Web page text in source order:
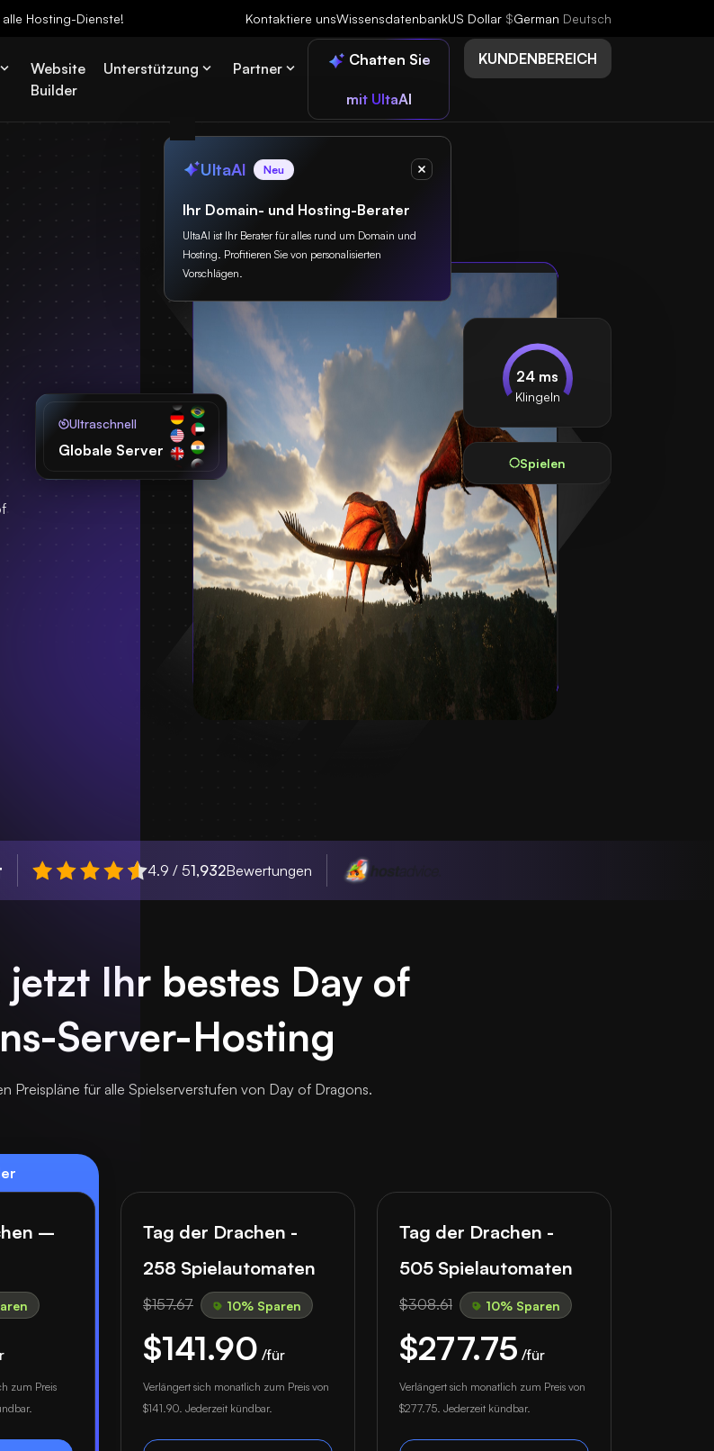
Hosting-Dienste! Kontaktiere unsWissensdatenbankUS Dollar $German Deutsch
Website
Builder
Unterstützung Partner Chatten Sie
mit UltaAI
UltaAI Neu
Ihr Domain- und Hosting-Berater
UltaAI ist Ihr Berater für alles rund um Domain und
Hosting. Profitieren Sie von personalisierten
Vorschlägen.
KUNDENBEREICH
Ultraschnell
Globale Server
24 ms
Klingeln
Spielen
4.9 / 51,932Bewertungen
jetzt Ihr bestes Day of
Server-Hosting
Preispläne für alle Spielserverstufen von Day of Dragons.
–
zum Preis
Tag der Drachen -
258 Spielautomaten
$157.67 10% Sparen
$141.90 /für
Verlängert sich monatlich zum Preis von
$141.90. Jederzeit kündbar.
Tag der Drachen -
505 Spielautomaten
$308.61 10% Sparen
$277.75 /für
Verlängert sich monatlich zum Preis von
$277.75. Jederzeit kündbar.